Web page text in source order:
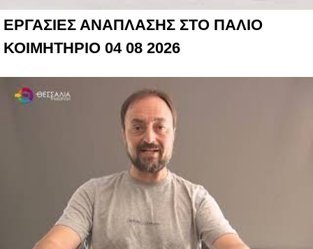
ΕΡΓΑΣΙΕΣ ΑΝΑΠΛΑΣΗΣ ΣΤΟ ΠΑΛΙΟ
ΚΟΙΜΗΤΗΡΙΟ 04 08 2026